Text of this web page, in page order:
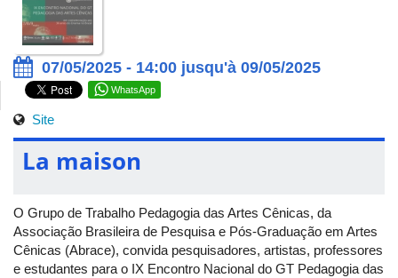
07/05/2025 - 14:00 jusqu'à 09/05/2025
WhatsApp
Site
La maison
O Grupo de Trabalho Pedagogia das Artes Cênicas, da
Associação Brasileira de Pesquisa e Pós-Graduação em Artes
Cênicas (Abrace), convida pesquisadores, artistas, professores
e estudantes para o IX Encontro Nacional do GT Pedagogia das